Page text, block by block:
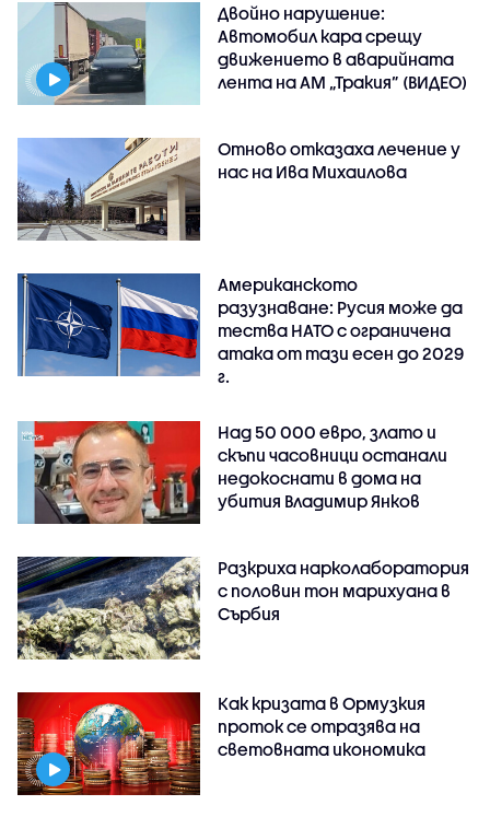
Двойно нарушение:
Автомобил кара срещу
движението в аварийната
лента на АМ „Тракия” (ВИДЕО)
Отново отказаха лечение у
нас на Ива Михаилова
Американското
разузнаване: Русия може да
тества НАТО с ограничена
атака от тази есен до 2029
г.
Над 50 000 евро, злато и
скъпи часовници останали
недокоснати в дома на
убития Владимир Янков
Разкриха нарколаборатория
с половин тон марихуана в
Сърбия
Как кризата в Ормузкия
проток се отразява на
световната икономика